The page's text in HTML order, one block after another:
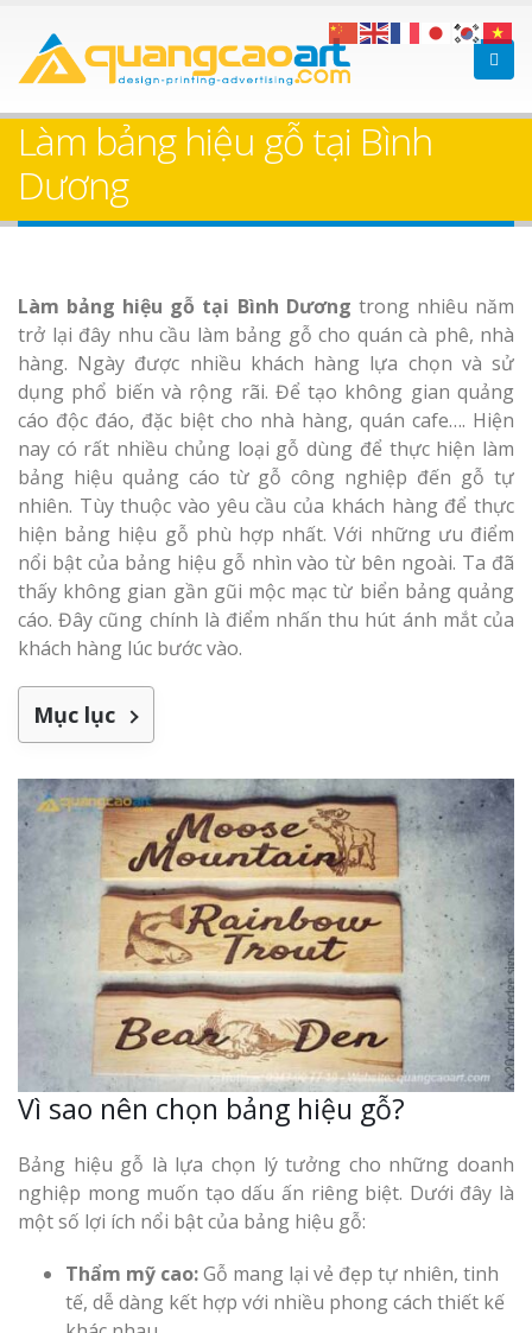
Làm bảng hiệu gỗ tại Bình
Dương
Làm bảng hiệu gỗ tại Bình Dương trong nhiêu năm
trở lại đây nhu cầu làm bảng gỗ cho quán cà phê, nhà
hàng. Ngày được nhiều khách hàng lựa chọn và sử
dụng phổ biến và rộng rãi. Để tạo không gian quảng
cáo độc đáo, đặc biệt cho nhà hàng, quán cafe…. Hiện
nay có rất nhiều chủng loại gỗ dùng để thực hiện làm
bảng hiệu quảng cáo từ gỗ công nghiệp đến gỗ tự
nhiên. Tùy thuộc vào yêu cầu của khách hàng để thực
hiện bảng hiệu gỗ phù hợp nhất. Với những ưu điểm
nổi bật của bảng hiệu gỗ nhìn vào từ bên ngoài. Ta đã
thấy không gian gần gũi mộc mạc từ biển bảng quảng
cáo. Đây cũng chính là điểm nhấn thu hút ánh mắt của
khách hàng lúc bước vào.
Mục lục
Vì sao nên chọn bảng hiệu gỗ?
Bảng hiệu gỗ là lựa chọn lý tưởng cho những doanh
nghiệp mong muốn tạo dấu ấn riêng biệt. Dưới đây là
một số lợi ích nổi bật của bảng hiệu gỗ:
Thẩm mỹ cao:Gỗ mang lại vẻ đẹp tự nhiên, tinh
tế, dễ dàng kết hợp với nhiều phong cách thiết kế
Làm bảng hiệu gỗ tại
theo yêu cầu
Làm bảng hiệu gỗ tại
Biên Hòa
Làm bảng hiệu gỗ tại
Làm Biển
Dương
Thi công
cáo Thuận
Dương
Thi công
cáo Vinh
Làm biển
Nghệ An giá
Thi Công
Nghệ An Nâng Tầm
Làm Biển